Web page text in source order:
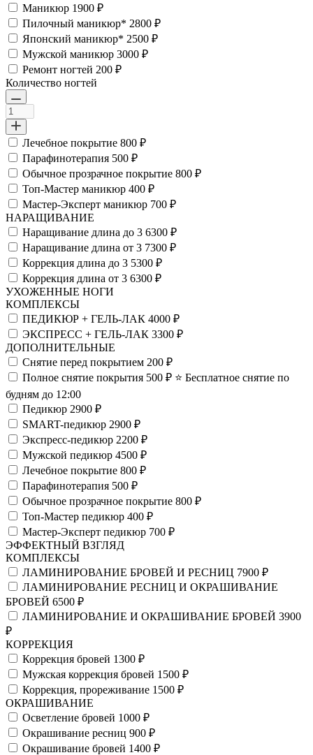
Маникюр 1900 ₽
Пилочный маникюр* 2800 ₽
Японский маникюр* 2500 ₽
Мужской маникюр 3000 ₽
Ремонт ногтей 200 ₽
Количество ногтей
Лечебное покрытие 800 ₽
Парафинотерапия 500 ₽
Обычное прозрачное покрытие 800 ₽
Топ-Мастер маникюр 400 ₽
Мастер-Эксперт маникюр 700 ₽
НАРАЩИВАНИЕ
Наращивание длина до 3 6300 ₽
Наращивание длина от 3 7300 ₽
Коррекция длина до 3 5300 ₽
Коррекция длина от 3 6300 ₽
УХОЖЕННЫЕ НОГИ
КОМПЛЕКСЫ
ПЕДИКЮР + ГЕЛЬ-ЛАК 4000 ₽
ЭКСПРЕСС + ГЕЛЬ-ЛАК 3300 ₽
ДОПОЛНИТЕЛЬНЫЕ
Снятие перед покрытием 200 ₽
Полное снятие покрытия 500 ₽ ⭐️ Бесплатное снятие по
будням до 12:00
Педикюр 2900 ₽
SMART-педикюр 2900 ₽
Экспресс-педикюр 2200 ₽
Мужской педикюр 4500 ₽
Лечебное покрытие 800 ₽
Парафинотерапия 500 ₽
Обычное прозрачное покрытие 800 ₽
Топ-Мастер педикюр 400 ₽
Мастер-Эксперт педикюр 700 ₽
ЭФФЕКТНЫЙ ВЗГЛЯД
КОМПЛЕКСЫ
ЛАМИНИРОВАНИЕ БРОВЕЙ И РЕСНИЦ 7900 ₽
ЛАМИНИРОВАНИЕ РЕСНИЦ И ОКРАШИВАНИЕ
БРОВЕЙ 6500 ₽
ЛАМИНИРОВАНИЕ И ОКРАШИВАНИЕ БРОВЕЙ 3900
₽
КОРРЕКЦИЯ
Коррекция бровей 1300 ₽
Мужская коррекция бровей 1500 ₽
Коррекция, прореживание 1500 ₽
ОКРАШИВАНИЕ
Осветление бровей 1000 ₽
Окрашивание ресниц 900 ₽
Окрашивание бровей 1400 ₽